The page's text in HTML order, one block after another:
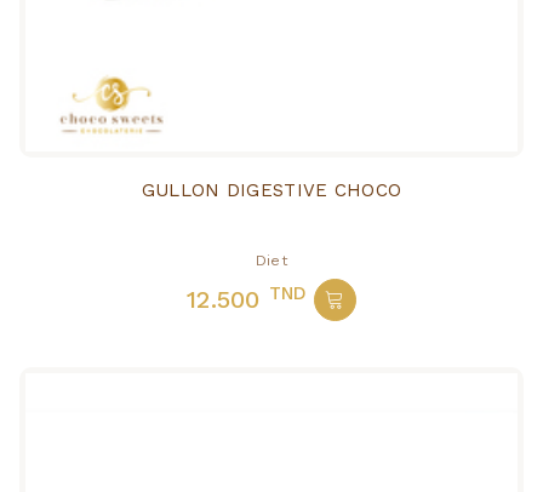
GULLON DIGESTIVE CHOCO
Diet
12.500 TND